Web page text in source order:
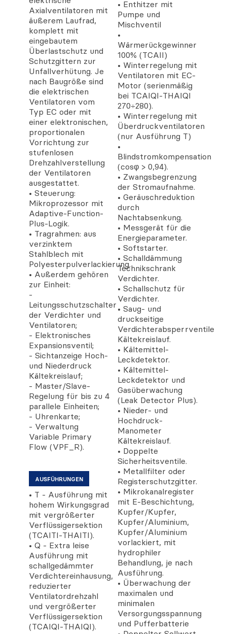
Axialventilatoren mit
äußerem Laufrad,
komplett mit
eingebautem
Überlastschutz und
Schutzgittern zur
Unfallverhütung. Je
nach Baugröße sind
die elektrischen
Ventilatoren vom
Typ EC oder mit
einer elektronischen,
proportionalen
Vorrichtung zur
stufenlosen
Drehzahlverstellung
der Ventilatoren
ausgestattet.
• Steuerung:
Mikroprozessor mit
Adaptive-Function-
Plus-Logik.
• Tragrahmen: aus
verzinktem
Stahlblech mit
Polyesterpulverlackierung.
• Außerdem gehören
zur Einheit:
-
Leitungsschutzschalter
der Verdichter und
Ventilatoren;
- Elektronisches
Expansionsventil;
- Sichtanzeige Hoch-
und Niederdruck
Kältekreislauf;
- Master/Slave-
Regelung für bis zu 4
parallele Einheiten;
- Uhrenkarte;
- Verwaltung
Variable Primary
Flow (VPF_R).
AUSFÜHRUNGEN
• T - Ausführung mit
hohem Wirkungsgrad
mit vergrößerter
Verflüssigersektion
(TCAITI-THAITI).
• Q - Extra leise
Ausführung mit
schallgedämmter
Verdichtereinhausung,
reduzierter
Ventilatordrehzahl
und vergrößerter
Verflüssigersektion
(TCAIQI-THAIQI).
• Enthitzer mit
Pumpe und
Mischventil
•
Wärmerückgewinner
100% (TCAII)
• Winterregelung mit
Ventilatoren mit EC-
Motor (serienmäßig
bei TCAIQI-THAIQI
270÷280).
• Winterregelung mit
Überdruckventilatoren
(nur Ausführung T)
•
Blindstromkompensation
(cosφ > 0,94).
• Zwangsbegrenzung
der Stromaufnahme.
• Geräuschreduktion
durch
Nachtabsenkung.
• Messgerät für die
Energieparameter.
• Softstarter.
• Schalldämmung
Technikschrank
Verdichter.
• Schallschutz für
Verdichter.
• Saug- und
druckseitige
Verdichterabsperrventile
Kältekreislauf.
• Kältemittel-
Leckdetektor.
• Kältemittel-
Leckdetektor und
Gasüberwachung
(Leak Detector Plus).
• Nieder- und
Hochdruck-
Manometer
Kältekreislauf.
• Doppelte
Sicherheitsventile.
• Metallfilter oder
Registerschutzgitter.
• Mikrokanalregister
mit E-Beschichtung,
Kupfer/Kupfer,
Kupfer/Aluminium,
Kupfer/Aluminium
vorlackiert, mit
hydrophiler
Behandlung, je nach
Ausführung.
• Überwachung der
maximalen und
minimalen
Versorgungsspannung
und Pufferbatterie